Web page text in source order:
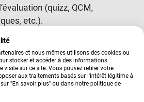
(quizz, QCM,
etc.).
bénéficie par ailleurs, tout au
et selon la formule
d’une assistance technique
(par courriel, téléphone ou
de rendez-vous individuels et
et nous-mêmes utilisons des cookies ou
stocker et accéder à des informations
visite sur ce site. Vous pouvez retirer votre
aux traitements basés sur l'intérêt légitime à
"En savoir plus" ou dans notre politique de